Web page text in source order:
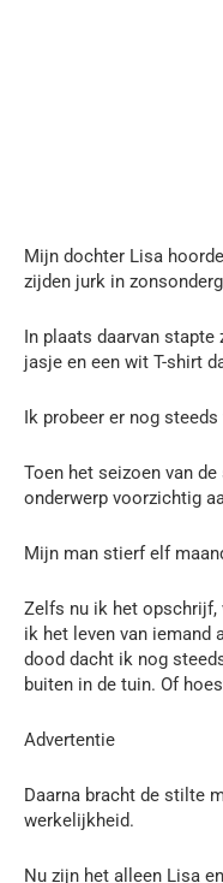
Mijn dochter Lisa
zijden jurk in
In plaats daarvan stapte
jasje en een wit T-shirt
Ik probeer er nog
Toen het seizoen van
onderwerp voorzichtig
Mijn man stierf elf
Zelfs nu ik het
ik het leven van iemand
dood dacht ik nog
buiten in de tuin. Of
Advertentie
Daarna bracht de stilte
werkelijkheid.
Nu zijn het alleen Lisa